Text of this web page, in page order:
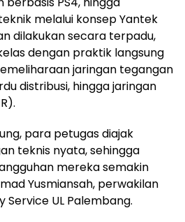
melalui konsep Yantek
dilakukan secara terpadu,
dengan praktik langsung
jaringan tegangan
distribusi, hingga jaringan
para petugas diajak
teknis nyata, sehingga
mereka semakin
Yusmiansah, perwakilan
Service UL Palembang.